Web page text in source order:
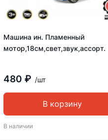
Машина ин. Пламенный
мотор,18см,свет,звук,ассорт.
480 ₽ /шт
В корзину
В наличии